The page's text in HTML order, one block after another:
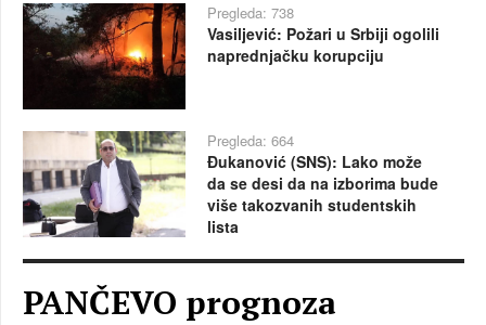
Pregleda: 738
Vasiljević: Požari u Srbiji ogolili
naprednjačku korupciju
Pregleda: 664
Đukanović (SNS): Lako može
da se desi da na izborima bude
više takozvanih studentskih
lista
PANČEVO prognoza